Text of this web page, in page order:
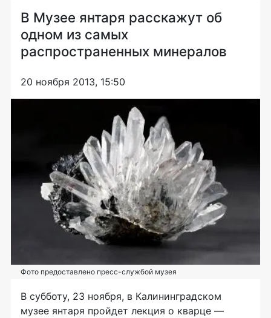
В Музее янтаря расскажут об
одном из самых
распространенных минералов
20 ноября 2013, 15:50
Фото предоставлено пресс-службой музея
В субботу, 23 ноября, в Калининградском
музее янтаря пройдет лекция о кварце —